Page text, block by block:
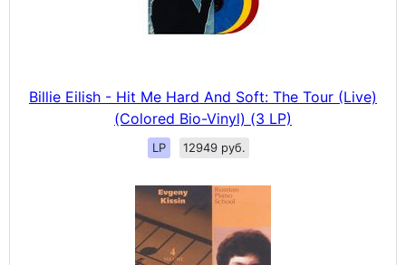
Billie Eilish - Hit Me Hard And Soft: The Tour (Live)
(Colored Bio-Vinyl) (3 LP)
LP 12949 руб.